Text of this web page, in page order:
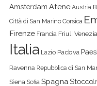
Amsterdam Atene Austria
Città di San Marino Corsica
Firenze Francia Friuli
Italia Lazio Padova
Ravenna Repubblica di San
Siena Sofia Spagna